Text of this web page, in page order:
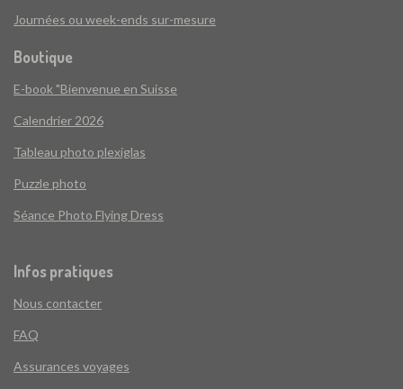
Journées ou week-ends sur-mesure
Boutique
E-book "Bienvenue en Suisse
Calendrier 2026
Tableau photo plexiglas
Puzzle photo
Séance Photo Flying Dress
Infos pratiques
Nous contacter
FAQ
Assurances voyages